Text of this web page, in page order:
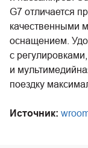
G7 отличается
качественными
оснащением.
с
и
поездку
Источник: